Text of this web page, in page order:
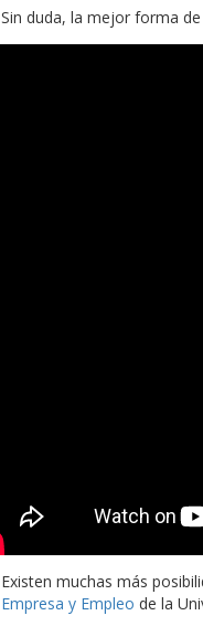
Sin duda, la mejor forma
Existen muchas más
Empresa y Empleo de la